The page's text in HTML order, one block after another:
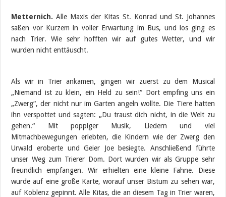
Metternich.Alle Maxis der Kitas St. Konrad und St. Johannes
saßen vor Kurzem in voller Erwartung im Bus, und los ging es
nach Trier. Wie sehr hofften wir auf gutes Wetter, und wir
wurden nicht enttäuscht.
Als wir in Trier ankamen, gingen wir zuerst zu dem Musical
„Niemand ist zu klein, ein Held zu sein!“ Dort empfing uns ein
„Zwerg“, der nicht nur im Garten angeln wollte. Die Tiere hatten
ihn verspottet und sagten: „Du traust dich nicht, in die Welt zu
gehen.“ Mit poppiger Musik, Liedern und viel
Mitmachbewegungen erlebten, die Kindern wie der Zwerg den
Urwald eroberte und Geier Joe besiegte. Anschließend führte
unser Weg zum Trierer Dom. Dort wurden wir als Gruppe sehr
freundlich empfangen. Wir erhielten eine kleine Fahne. Diese
wurde auf eine große Karte, worauf unser Bistum zu sehen war,
auf Koblenz gepinnt. Alle Kitas, die an diesem Tag in Trier waren,